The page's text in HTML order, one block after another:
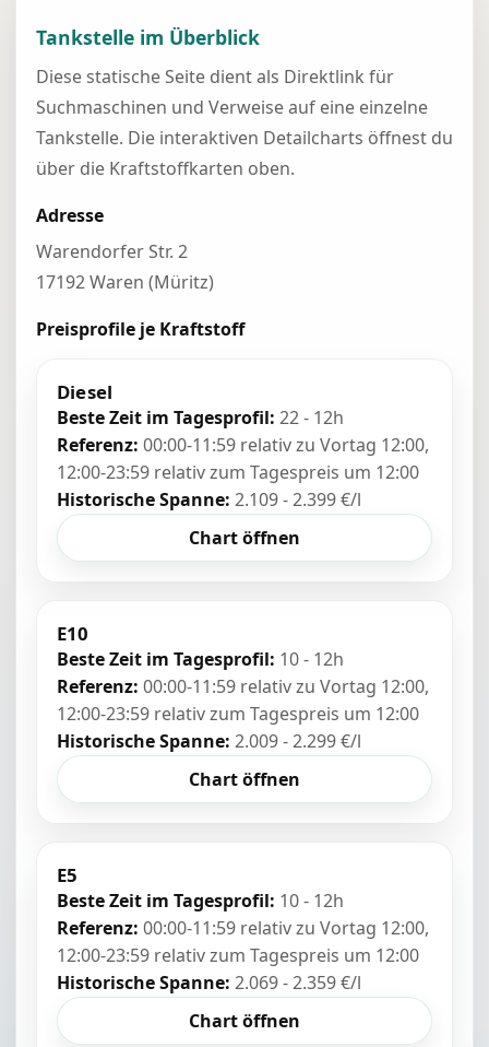
Tankstelle im Überblick
Diese statische Seite dient als Direktlink für
Suchmaschinen und Verweise auf eine einzelne
Tankstelle. Die interaktiven Detailcharts öffnest du
über die Kraftstoffkarten oben.
Adresse
Warendorfer Str. 2
17192 Waren (Müritz)
Preisprofile je Kraftstoff
Diesel
Beste Zeit im Tagesprofil: 22 - 12h
Referenz: 00:00-11:59 relativ zu Vortag 12:00,
12:00-23:59 relativ zum Tagespreis um 12:00
Historische Spanne: 2.109 - 2.399 €/l
Chart öffnen
E10
Beste Zeit im Tagesprofil: 10 - 12h
Referenz: 00:00-11:59 relativ zu Vortag 12:00,
12:00-23:59 relativ zum Tagespreis um 12:00
Historische Spanne: 2.009 - 2.299 €/l
Chart öffnen
E5
Beste Zeit im Tagesprofil: 10 - 12h
Referenz: 00:00-11:59 relativ zu Vortag 12:00,
12:00-23:59 relativ zum Tagespreis um 12:00
Historische Spanne: 2.069 - 2.359 €/l
Chart öffnen